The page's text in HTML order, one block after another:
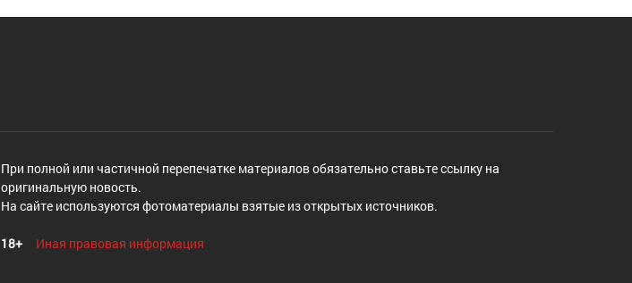
При полной или частичной перепечатке материалов обязательно ставьте ссылку на
оригинальную новость.
На сайте используются фотоматериалы взятые из открытых источников.
18+ Иная правовая информация